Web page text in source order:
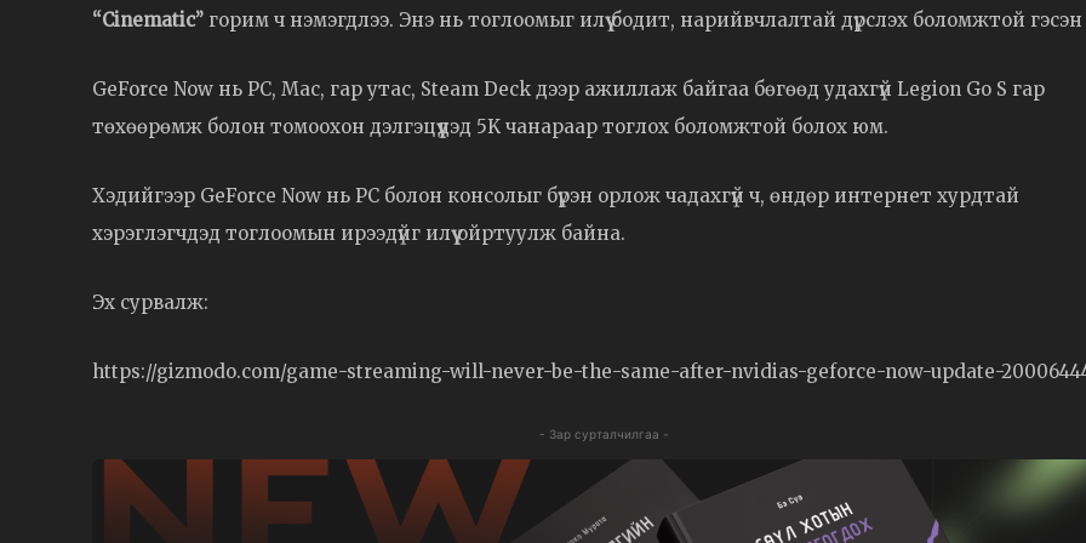
“Cinematic” горим ч нэмэгдлээ. Энэ нь тоглоомыг илүү бодит, нарийвчлалтай дүрслэх боломжтой гэсэн
GeForce Now нь PC, Mac, гар утас, Steam Deck дээр ажиллаж байгаа бөгөөд удахгүй Legion Go S гар
төхөөрөмж болон томоохон дэлгэцүүдэд 5K чанараар тоглох боломжтой болох юм.
Хэдийгээр GeForce Now нь PC болон консолыг бүрэн орлож чадахгүй ч, өндөр интернет хурдтай
хэрэглэгчдэд тоглоомын ирээдүйг илүү ойртуулж байна.
Эх сурвалж:
https://gizmodo.com/game-streaming-will-never-be-the-same-after-nvidias-geforce-now-update-
- Зар сурталчилгаа -